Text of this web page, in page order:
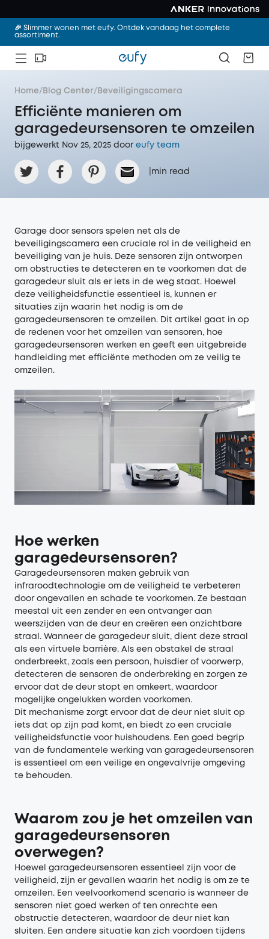
🎉 Slimmer wonen met eufy. Ontdek vandaag het complete
assortiment.
Home/ Blog Center/ Beveiligingscamera
Efficiënte manieren om
garagedeursensoren te omzeilen
bijgewerkt Nov 25, 2025 door‌ eufy team
min read
Garage door sensors spelen net als de
beveiligingscamera een cruciale rol in de veiligheid en
beveiliging van je huis. Deze sensoren zijn ontworpen
om obstructies te detecteren en te voorkomen dat de
garagedeur sluit als er iets in de weg staat. Hoewel
deze veiligheidsfunctie essentieel is, kunnen er
situaties zijn waarin het nodig is om de
garagedeursensoren te omzeilen. Dit artikel gaat in op
de redenen voor het omzeilen van sensoren, hoe
garagedeursensoren werken en geeft een uitgebreide
handleiding met efficiënte methoden om ze veilig te
omzeilen.
Hoe werken
garagedeursensoren?
Garagedeursensoren maken gebruik van
infraroodtechnologie om de veiligheid te verbeteren
door ongevallen en schade te voorkomen. Ze bestaan
meestal uit een zender en een ontvanger aan
weerszijden van de deur en creëren een onzichtbare
straal. Wanneer de garagedeur sluit, dient deze straal
als een virtuele barrière. Als een obstakel de straal
onderbreekt, zoals een persoon, huisdier of voorwerp,
detecteren de sensoren de onderbreking en zorgen ze
ervoor dat de deur stopt en omkeert, waardoor
mogelijke ongelukken worden voorkomen.
Dit mechanisme zorgt ervoor dat de deur niet sluit op
iets dat op zijn pad komt, en biedt zo een cruciale
veiligheidsfunctie voor huishoudens. Een goed begrip
van de fundamentele werking van garagedeursensoren
is essentieel om een veilige en ongevalvrije omgeving
te behouden.
Waarom zou je het omzeilen van
garagedeursensoren
overwegen?
Hoewel garagedeursensoren essentieel zijn voor de
veiligheid, zijn er gevallen waarin het nodig is om ze te
omzeilen. Een veelvoorkomend scenario is wanneer de
sensoren niet goed werken of ten onrechte een
obstructie detecteren, waardoor de deur niet kan
sluiten. Een andere situatie kan zich voordoen tijdens